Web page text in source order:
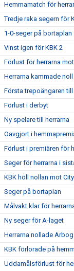
Hemmamatch för
Tredje raka segern för
1-0-seger på bortaplan
Vinst igen för KBK 2
Förlust för herrarna
Herrarna kammade noll
Första trepoängaren till
Förlust i derbyt
Ny spelare till herrarna
Oavgjort i
Förlust i premiären för
Seger för herrarna i
KBK höll nollan mot City
Seger på bortaplan
Målvakt klar för
Ny seger för A-laget
Herrarna nollade
KBK förlorade på
Uddamålsförlust för